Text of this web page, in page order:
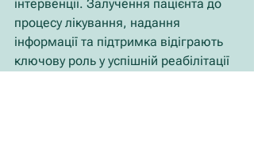
інтервенції. Залучення пацієнта до
процесу лікування, надання
інформації та підтримка відіграють
ключову роль у успішній реабілітації